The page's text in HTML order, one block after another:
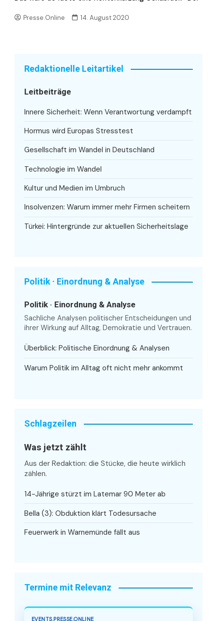
Presse.Online 14. August 2020
Redaktionelle Leitartikel
Leitbeiträge
Innere Sicherheit: Wenn Verantwortung verdampft
Hormus wird Europas Stresstest
Gesellschaft im Wandel in Deutschland
Technologie im Wandel
Kultur und Medien im Umbruch
Insolvenzen: Warum immer mehr Firmen scheitern
Türkei: Hintergründe zur aktuellen Sicherheitslage
Politik · Einordnung & Analyse
Politik · Einordnung & Analyse
Sachliche Analysen politischer Entscheidungen und
ihrer Wirkung auf Alltag, Demokratie und Vertrauen.
Überblick: Politische Einordnung & Analysen
Warum Politik im Alltag oft nicht mehr ankommt
Schlagzeilen
Was jetzt zählt
Aus der Redaktion: die Stücke, die heute wirklich
zählen.
14-Jährige stürzt im Latemar 90 Meter ab
Bella (3): Obduktion klärt Todesursache
Feuerwerk in Warnemünde fällt aus
Termine mit Relevanz
EVENTS.PRESSE.ONLINE